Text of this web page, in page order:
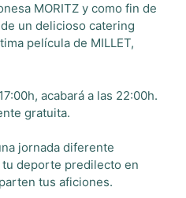
MORITZ y como fin de
un delicioso catering
película de MILLET,
acabará a las 22:00h.
gratuita.
jornada diferente
deporte predilecto en
tus aficiones.